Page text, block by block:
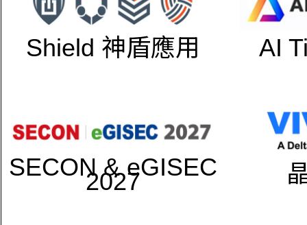
Shield 神盾應用 AI
SECON & eGISEC
2027